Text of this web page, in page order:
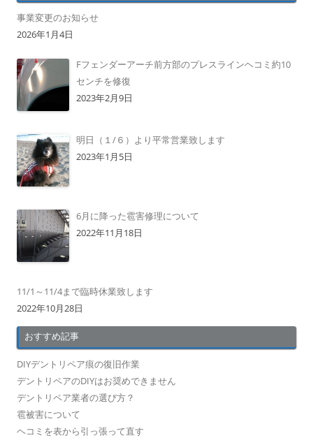
事業変更のお知らせ
2026年1月4日
Fフェンダーアーチ前方部のプレスラインヘコミ約10
センチを修復
2023年2月9日
明日（１/６）より平常営業致します
2023年1月5日
6月に降った雹害修理について
2022年11月18日
11/1～11/4まで臨時休業致します
2022年10月28日
おすすめ記事
DIYデントリペア痕の復旧作業
デントリペアのDIYはお奨めできません
デントリペア業者の選び方？
雹被害について
ヘコミを表から引っ張って直す